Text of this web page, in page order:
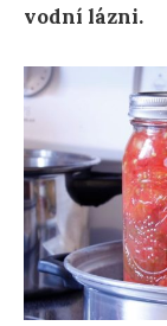
vodní lázni.